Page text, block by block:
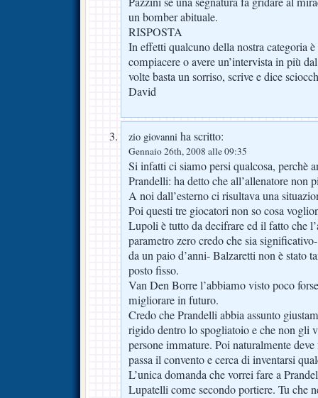
un bomber abituale.
RISPOSTA
In effetti qualcuno della nostra categoria
compiacere o avere un’intervista in più
volte basta un sorriso, scrive e dice
David
zio giovanni ha scritto:
Gennaio 26th, 2008 alle 09:35
Si infatti ci siamo persi qualcosa, perchè
Prandelli: ha detto che all’allenatore non
A noi dall’esterno ci risultava una
Poi questi tre giocatori non so cosa
Lupoli è tutto da decifrare ed il fatto che
parametro zero credo che sia
da un paio d’anni- Balzaretti non è stato
posto fisso.
Van Den Borre l’abbiamo visto poco
migliorare in futuro.
Credo che Prandelli abbia assunto
rigido dentro lo spogliatoio e che non gli
persone immature. Poi naturalmente
passa il convento e cerca di inventarsi
L’unica domanda che vorrei fare a
Lupatelli come secondo portiere. Tu che